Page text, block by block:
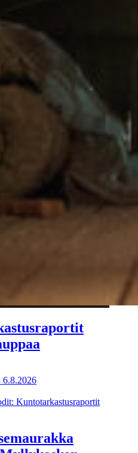
6.8.2026
Kuntotarkastusraportit